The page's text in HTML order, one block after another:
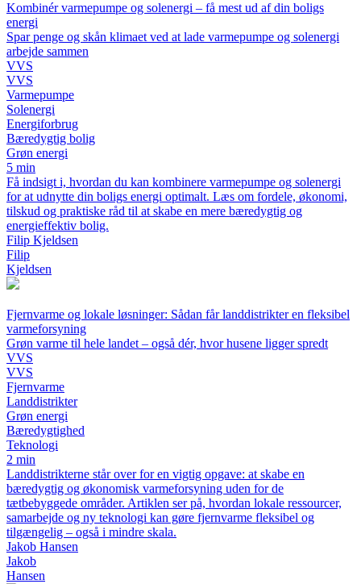
Kombinér varmepumpe og solenergi – få mest ud af din boligs
energi
Spar penge og skån klimaet ved at lade varmepumpe og solenergi
arbejde sammen
VVS
VVS
Varmepumpe
Solenergi
Energiforbrug
Bæredygtig bolig
Grøn energi
5 min
Få indsigt i, hvordan du kan kombinere varmepumpe og solenergi
for at udnytte din boligs energi optimalt. Læs om fordele, økonomi,
tilskud og praktiske råd til at skabe en mere bæredygtig og
energieffektiv bolig.
Filip Kjeldsen
Filip
Kjeldsen
Fjernvarme og lokale løsninger: Sådan får landdistrikter en fleksibel
varmeforsyning
Grøn varme til hele landet – også dér, hvor husene ligger spredt
VVS
VVS
Fjernvarme
Landdistrikter
Grøn energi
Bæredygtighed
Teknologi
2 min
Landdistrikterne står over for en vigtig opgave: at skabe en
bæredygtig og økonomisk varmeforsyning uden for de
tætbebyggede områder. Artiklen ser på, hvordan lokale ressourcer,
samarbejde og ny teknologi kan gøre fjernvarme fleksibel og
tilgængelig – også i mindre skala.
Jakob Hansen
Jakob
Hansen